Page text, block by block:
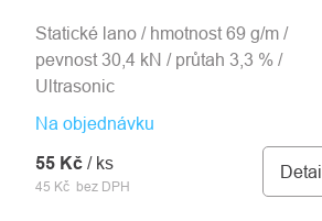
Na objednávku
45 Kč bez DPH
55 Kč / ks Detail
Statické lano / hmotnost 69 g/m /
pevnost 30,4 kN / průtah 3,3 % /
Ultrasonic